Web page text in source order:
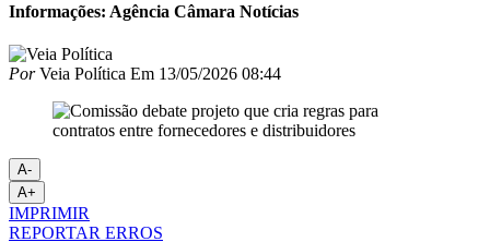
Informações: Agência Câmara Notícias
PorVeia Política Em 13/05/2026 08:44
A-
A+
IMPRIMIR
REPORTAR ERROS